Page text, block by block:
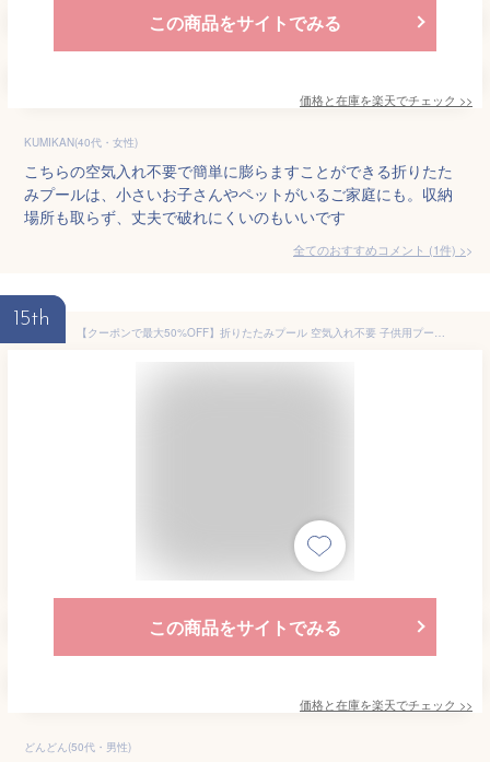
この商品をサイトでみる
価格と在庫を楽天でチェック >>
KUMIKAN(40代・女性)
こちらの空気入れ不要で簡単に膨らますことができる折りたた
みプールは、小さいお子さんやペットがいるご家庭にも。収納
場所も取らず、丈夫で破れにくいのもいいです
全てのおすすめコメント (1件) >
15th
【クーポンで最大50%OFF】折りたたみプール 空気入れ不要 子供用プール プール ビニールプール ボールプール 160cm 120cm 子供用 男の子 女の子 小さい 大きい 折りたたみ 室内遊び ベビー キッズ おしゃれ かわいい 屋内 屋外 水遊び 犬 猫 送料無料
この商品をサイトでみる
価格と在庫を楽天でチェック >>
どんどん(50代・男性)